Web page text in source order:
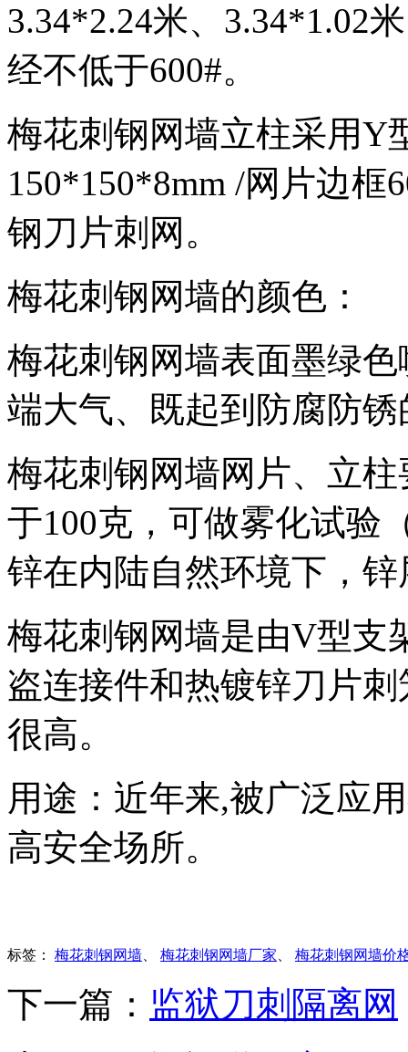
3.34*2.24米、3.34*1.02
经不低于600#。
梅花刺钢网墙立柱采用Y
150*150*8mm /网片边
钢刀片刺网。
梅花刺钢网墙的颜色：
梅花刺钢网墙表面墨绿
端大气、既起到防腐防
梅花刺钢网墙网片、立
于100克，可做雾化试验
锌在内陆自然环境下，
梅花刺钢网墙是由V型支
盗连接件和热镀锌刀片
很高。
用途：近年来,被广泛应
高安全场所。
标签： 梅花刺钢网墙、 梅花刺钢网墙厂家、 梅花刺钢网墙价
下一篇： 监狱刀刺隔离网